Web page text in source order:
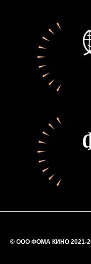
© ООО ФОМА КИНО 2021-